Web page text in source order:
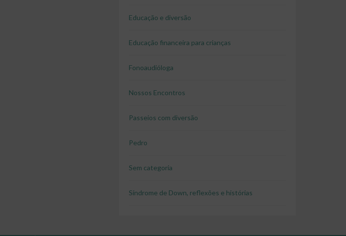
Educação e diversão
Educação financeira para crianças
Fonoaudióloga
Nossos Encontros
Passeios com diversão
Pedro
Sem categoria
Síndrome de Down, reflexões e histórias